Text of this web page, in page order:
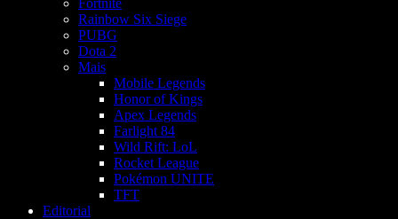
Fortnite
Rainbow Six Siege
PUBG
Dota 2
Mais
Mobile Legends
Honor of Kings
Apex Legends
Farlight 84
Wild Rift: LoL
Rocket League
Pokémon UNITE
TFT
Editorial